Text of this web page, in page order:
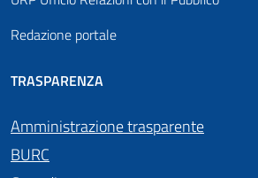
Redazione portale
TRASPARENZA
Amministrazione trasparente
BURC